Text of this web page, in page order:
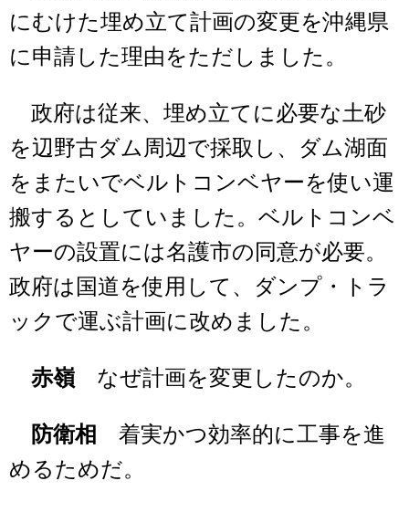
にむけた埋め立て計画の変更を沖縄県
に申請した理由をただしました。
政府は従来、埋め立てに必要な土砂
を辺野古ダム周辺で採取し、ダム湖面
をまたいでベルトコンベヤーを使い運
搬するとしていました。ベルトコンベ
ヤーの設置には名護市の同意が必要。
政府は国道を使用して、ダンプ・トラ
ックで運ぶ計画に改めました。
赤嶺 なぜ計画を変更したのか。
防衛相
着実かつ効率的に工事を進
めるためだ。